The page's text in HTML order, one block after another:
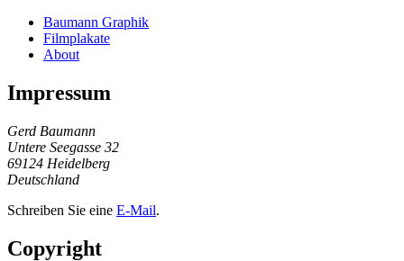
Baumann Graphik
Filmplakate
About
Impressum
Gerd Baumann
Untere Seegasse 32
69124 Heidelberg
Deutschland
Schreiben Sie eine E-Mail.
Copyright